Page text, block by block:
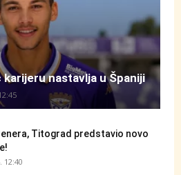
nastavlja u Španiji
Titograd predstavio novo
12:40